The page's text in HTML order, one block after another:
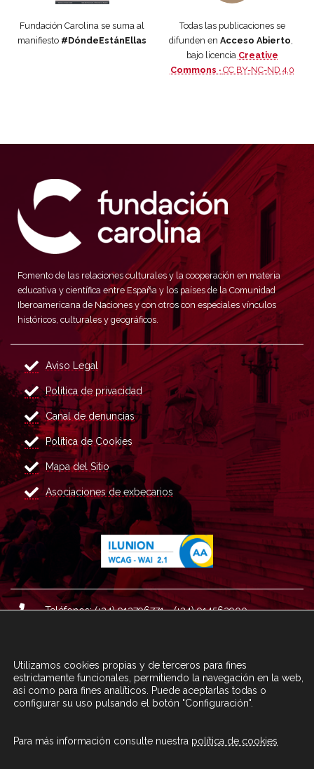
Fundación Carolina se suma al
manifiesto #DóndeEstánEllas
Todas las publicaciones se
difunden en Acceso Abierto,
bajo licencia Creative
Commons · CC BY-NC-ND 4.0
Fomento de las relaciones culturales y la cooperación en materia
educativa y científica entre España y los países de la Comunidad
Iberoamericana de Naciones y con otros con especiales vínculos
históricos, culturales y geográficos.
Aviso Legal
Política de privacidad
Canal de denuncias
Política de Cookies
Mapa del Sitio
Asociaciones de exbecarios
Teléfonos: (+34) 913796771 - (+34) 914562900
Correo : informacion@fundacioncarolina.es
CONTACTA CON FCA TRAVÉS DEL
Utilizamos cookies propias y de terceros para fines
estrictamente funcionales, permitiendo la navegación en la web,
así como para fines analíticos. Puede aceptarlas todas o
configurar su uso pulsando el botón "Configuración".
Para más información consulte nuestra política de cookies